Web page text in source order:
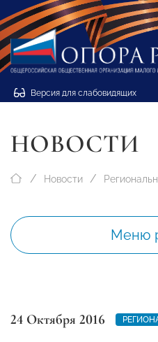
Версия для слабовидящих
НОВОСТИ
Новости
Меню
24 Октября 2016